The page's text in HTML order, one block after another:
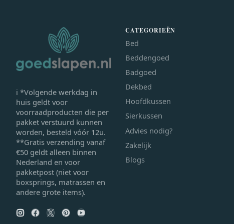
ℹ *Volgende werkdag in
huis geldt voor
voorraadproducten die per
pakket verstuurd kunnen
worden, besteld vóór 12u.
**Gratis verzending vanaf
€50 geldt alleen binnen
Nederland en voor
pakketpost (niet voor
boxsprings, matrassen en
andere grote items).
CATEGORIEËN
Bed
Beddengoed
Badgoed
Dekbed
Hoofdkussen
Sierkussen
Advies nodig?
Zakelijk
Blogs